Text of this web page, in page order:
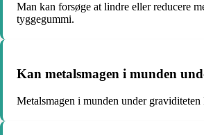
Man kan forsøge at lindre eller reducere
tyggegummi.
Kan metalsmagen i munden
Metalsmagen i munden under